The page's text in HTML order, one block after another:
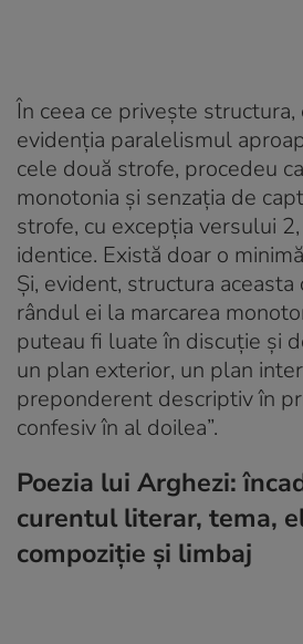
În ceea ce privește
evidenția paralelismul
cele două strofe, procedeu
monotonia și senzația de
strofe, cu excepția versului
identice. Există doar o
Și, evident, structura
rândul ei la marcarea
puteau fi luate în discuție și
un plan exterior, un plan
preponderent descriptiv în
confesiv în al doilea”.
Poezia lui Arghezi:
curentul literar, tema,
compoziție și limbaj